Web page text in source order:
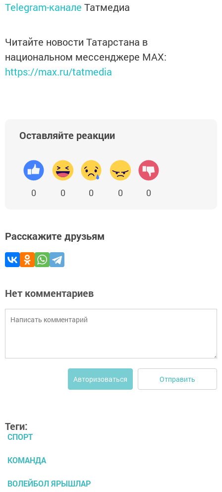
Telegram-канале Татмедиа
Читайте новости Татарстана в
национальном мессенджере MАХ:
https://max.ru/tatmedia
Оставляйте реакции
0 0 0 0 0
Расскажите друзьям
Нет комментариев
Авторизоваться Отправить
Теги:
СПОРТ
КОМАНДА
ВОЛЕЙБОЛ ЯРЫШЛАР